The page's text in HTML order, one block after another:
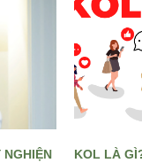
NGHIỆN
KOL LÀ